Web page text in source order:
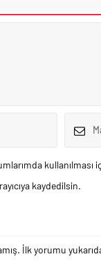
kullanılması
kaydedilsin.
İlk yorumu